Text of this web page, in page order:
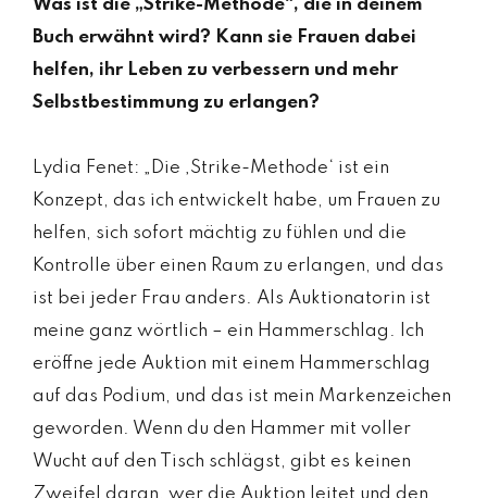
Was ist die „Strike-Methode“, die in deinem
Buch erwähnt wird? Kann sie Frauen dabei
helfen, ihr Leben zu verbessern und mehr
Selbstbestimmung zu erlangen?
Lydia Fenet: „Die ‚Strike-Methode‘ ist ein
Konzept, das ich entwickelt habe, um Frauen zu
helfen, sich sofort mächtig zu fühlen und die
Kontrolle über einen Raum zu erlangen, und das
ist bei jeder Frau anders. Als Auktionatorin ist
meine ganz wörtlich – ein Hammerschlag. Ich
eröffne jede Auktion mit einem Hammerschlag
auf das Podium, und das ist mein Markenzeichen
geworden. Wenn du den Hammer mit voller
Wucht auf den Tisch schlägst, gibt es keinen
Zweifel daran, wer die Auktion leitet und den